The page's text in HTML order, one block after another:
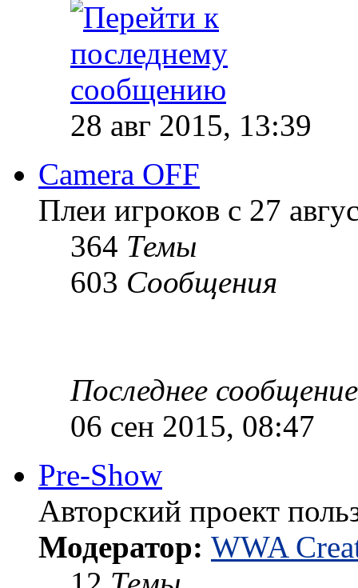
28 авг 2015, 13:39
Camera OFF
Плеи игроков с 27
364 Темы
603 Сообщения
Последнее сообщение
06 сен 2015, 08:47
Pre-Show
Авторский проект
Модератор: WWA